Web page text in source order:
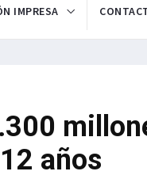
IMPRESA
años